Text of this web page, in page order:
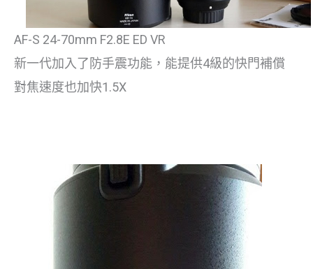
AF-S 24-70mm F2.8E ED VR
新一代加入了防手震功能，能提供4級的快門補償
對焦速度也加快1.5X